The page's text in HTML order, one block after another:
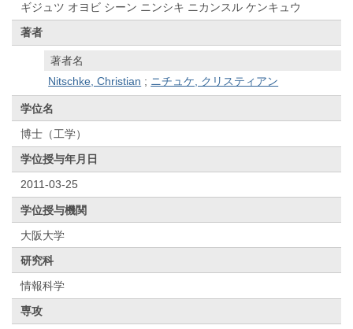
ギジュツ オヨビ シーン ニンシキ ニカンスル ケンキュウ
著者
著者名
Nitschke, Christian ; ニチュケ, クリスティアン
学位名
博士（工学）
学位授与年月日
2011-03-25
学位授与機関
大阪大学
研究科
情報科学
専攻